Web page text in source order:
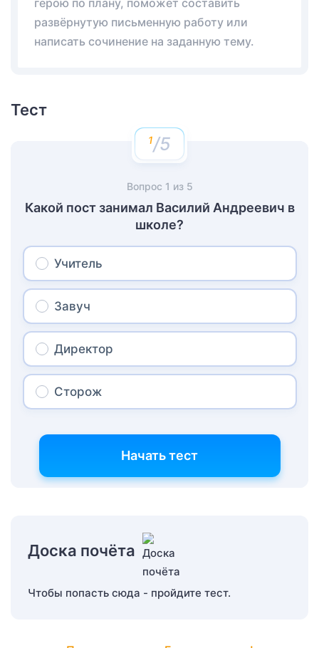
развёрнутую письменную работу или
написать сочинение на заданную тему.
Тест
/5
Вопрос 1 из 5
Какой пост занимал Василий Андреевич в
школе?
Учитель
Завуч
Директор
Сторож
Начать тест
Доска почёта
Чтобы попасть сюда - пройдите тест.